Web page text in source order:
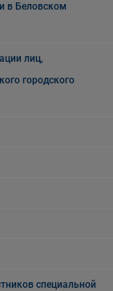
в Беловском
лиц,
городского
специальной